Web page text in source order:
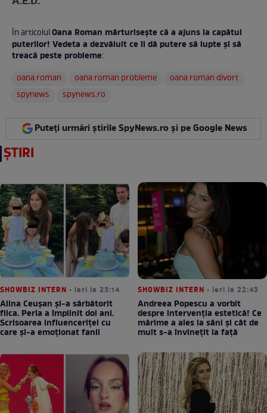
În articolulOana Roman mărturiseşte că a ajuns la capătul
puterilor! Vedeta a dezvăluit ce îi dă putere să lupte şi să
treacă peste probleme:
oana roman
oana roman probleme
oana roman divort
spynews
spynews.ro
Puteți urmări știrile SpyNews.ro și pe Google News
ȘTIRI
SHOWBIZ INTERN • ieri la 23:14
Alina Ceușan și-a sărbătorit
fiica. Perla a împlinit doi ani.
Scrisoarea influenceriței cu
care și-a emoționat fanii
SHOWBIZ INTERN • ieri la 22:43
Andreea Popescu a vorbit
despre intervenția estetică! Ce
mărime a ales la sâni și cât de
mult s-a învinețit la față